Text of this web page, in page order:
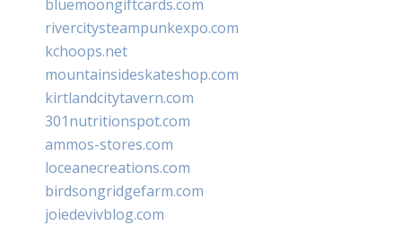
bluemoongiftcards.com
rivercitysteampunkexpo.com
kchoops.net
mountainsideskateshop.com
kirtlandcitytavern.com
301nutritionspot.com
ammos-stores.com
loceanecreations.com
birdsongridgefarm.com
joiedevivblog.com